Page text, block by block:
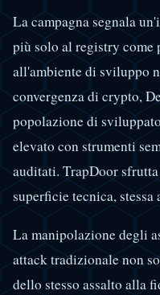
La campagna segnala
più solo al registry come
all'ambiente di sviluppo
convergenza di crypto,
popolazione di
elevato con strumenti
auditati. TrapDoor
superficie tecnica,
La manipolazione degli
attack tradizionale non
dello stesso assalto alla